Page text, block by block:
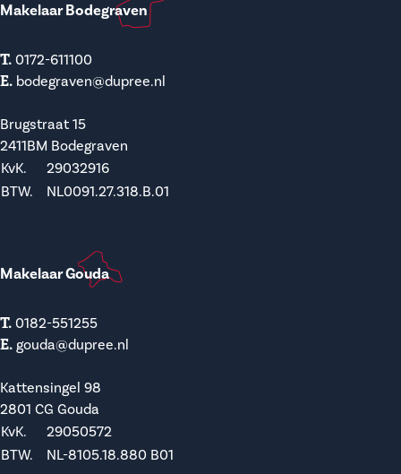
Makelaar Bodegraven
T. 0172-611100
E. bodegraven@dupree.nl
Brugstraat 15
2411BM Bodegraven
KvK.
29032916
BTW.
NL0091.27.318.B.01
Makelaar Gouda
T. 0182-551255
E. gouda@dupree.nl
Kattensingel 98
2801 CG Gouda
KvK.
29050572
BTW.
NL-8105.18.880 B01